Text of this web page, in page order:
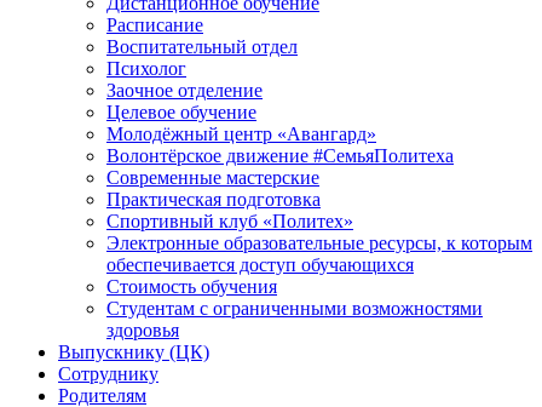
Расписание
Воспитательный отдел
Психолог
Заочное отделение
Целевое обучение
Молодёжный центр «Авангард»
Волонтёрское движение #СемьяПолитеха
Современные мастерские
Практическая подготовка
Спортивный клуб «Политех»
Электронные образовательные ресурсы, к которым
обеспечивается доступ обучающихся
Стоимость обучения
Студентам с ограниченными возможностями
здоровья
Выпускнику (ЦК)
Сотруднику
Родителям